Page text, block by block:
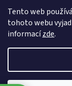
Tento web
tohoto webu
informacízde.
Copyright 2026